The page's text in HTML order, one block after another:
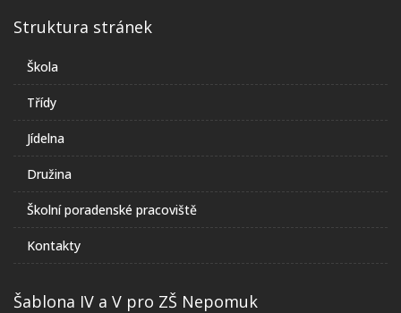
Struktura stránek
Škola
Třídy
Jídelna
Družina
Školní poradenské pracoviště
Kontakty
Šablona IV a V pro ZŠ Nepomuk